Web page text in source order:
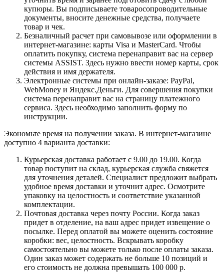
купюры. Вы подписываете товаросопроводительные
документы, вносите денежные средства, получаете
товар и чек.
Безналичный расчет при самовывозе или оформлении в
интернет-магазине: карты Visa и MasterCard. Чтобы
оплатить покупку, система перенаправит вас на сервер
системы ASSIST. Здесь нужно ввести номер карты, срок
действия и имя держателя.
Электронные системы при онлайн-заказе: PayPal,
WebMoney и Яндекс.Деньги. Для совершения покупки
система перенаправит вас на страницу платежного
сервиса. Здесь необходимо заполнить форму по
инструкции.
Экономьте время на получении заказа. В интернет-магазине
доступно 4 варианта доставки:
Курьерская доставка работает с 9.00 до 19.00. Когда
товар поступит на склад, курьерская служба свяжется
для уточнения деталей. Специалист предложит выбрать
удобное время доставки и уточнит адрес. Осмотрите
упаковку на целостность и соответствие указанной
комплектации.
Почтовая доставка через почту России. Когда заказ
придет в отделение, на ваш адрес придет извещение о
посылке. Перед оплатой вы можете оценить состояние
коробки: вес, целостность. Вскрывать коробку
самостоятельно вы можете только после оплаты заказа.
Один заказ может содержать не больше 10 позиций и
его стоимость не должна превышать 100 000 р.